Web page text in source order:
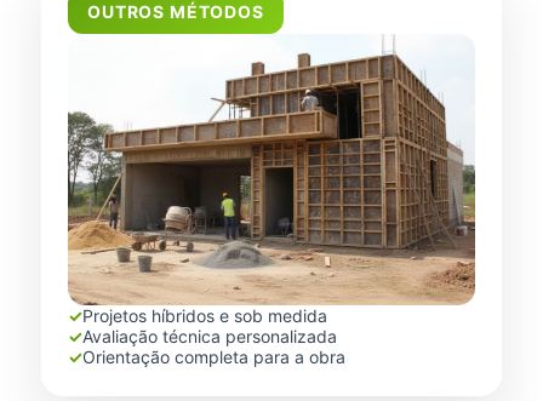
OUTROS MÉTODOS
✓Projetos híbridos e sob medida
✓Avaliação técnica personalizada
✓Orientação completa para a obra